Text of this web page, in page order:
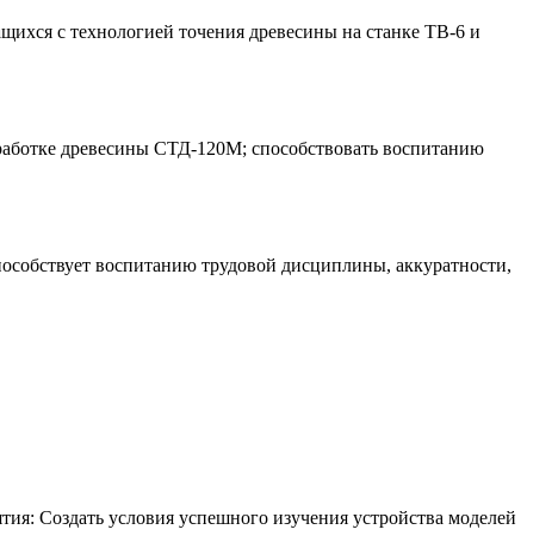
с технологией точения древесины на станке ТВ-6 и
древесины СТД-120М; способствовать воспитанию
воспитанию трудовой дисциплины, аккуратности,
Создать условия успешного изучения устройства моделей